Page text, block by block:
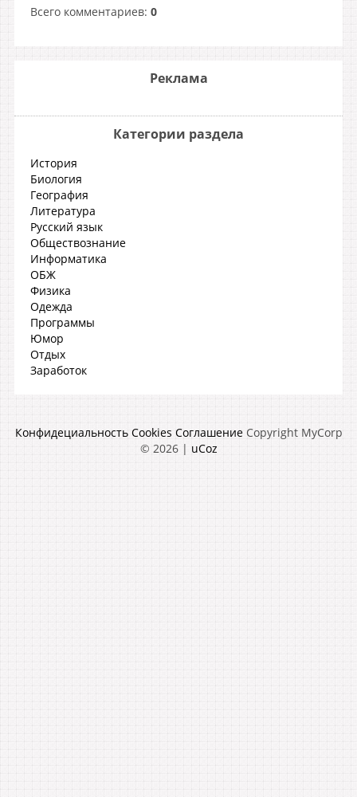
Всего комментариев: 0
Реклама
Категории раздела
История
Биология
География
Литература
Русский язык
Обществознание
Информатика
ОБЖ
Физика
Одежда
Программы
Юмор
Отдых
Заработок
Конфидециальность Cookies Соглашение Copyright MyCorp
© 2026| uCoz